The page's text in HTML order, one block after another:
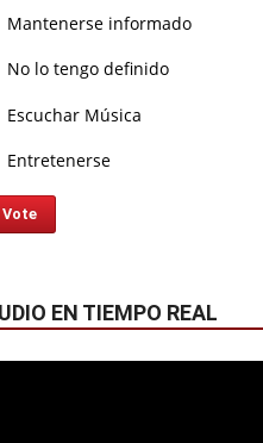
Mantenerse informado
No lo tengo definido
Escuchar Música
Entretenerse
EN TIEMPO REAL